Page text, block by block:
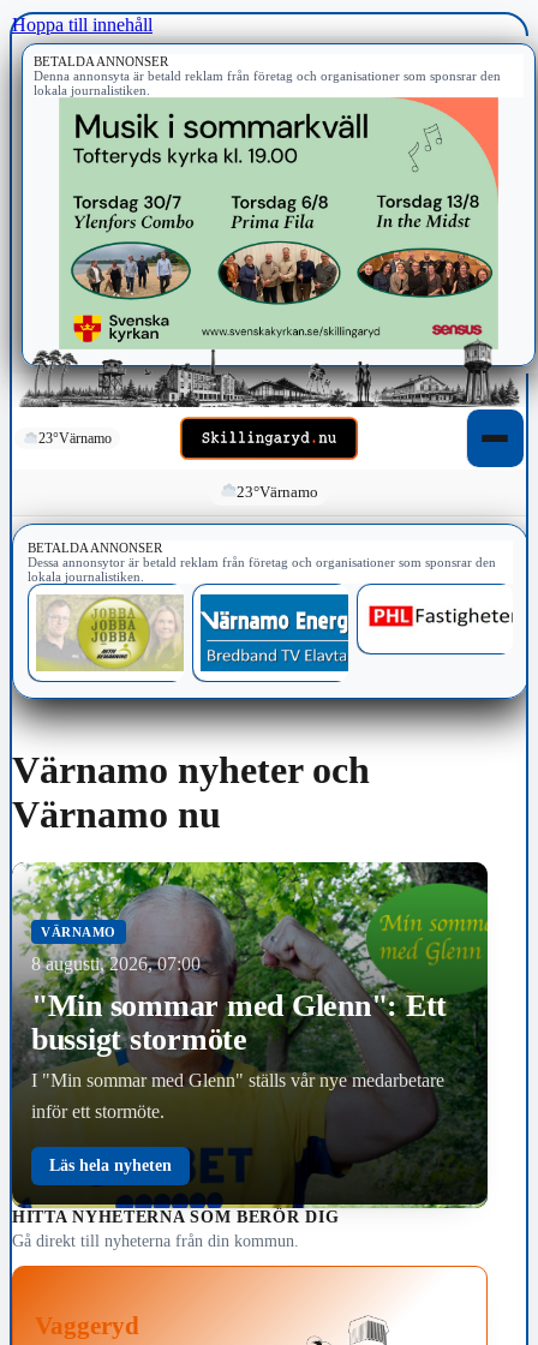
Hoppa till innehåll
BETALDA ANNONSER
Denna annonsyta är betald reklam från företag och organisationer som sponsrar den
lokala journalistiken.
23°Värnamo
23°Värnamo
BETALDA ANNONSER
Dessa annonsytor är betald reklam från företag och organisationer som sponsrar den
lokala journalistiken.
Värnamo nyheter och
Värnamo nu
VÄRNAMO
8 augusti, 2026, 07:00
"Min sommar med Glenn": Ett
bussigt stormöte
I "Min sommar med Glenn" ställs vår nye medarbetare
inför ett stormöte.
Läs hela nyheten
HITTA NYHETERNA SOM BERÖR DIG
Gå direkt till nyheterna från din kommun.
Vaggeryd